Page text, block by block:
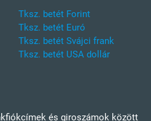
Tksz. betét Forint
Tksz. betét Euró
Tksz. betét Svájci frank
Tksz. betét USA dollár
és giroszámok között